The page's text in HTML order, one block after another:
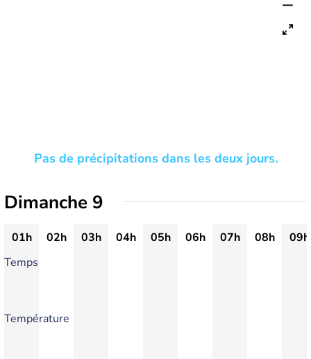
Pas de précipitations dans les deux jours.
Dimanche 9
01h 02h 03h 04h 05h 06h 07h 08h
09h
Temps
Température